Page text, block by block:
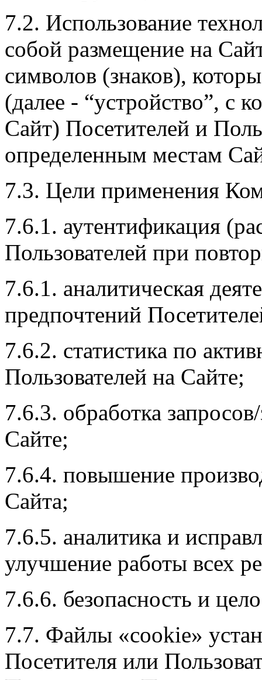
7.2. Использование
собой размещение на
символов (знаков),
(далее - “устройство”, с
Сайт) Посетителей и
определенным местам
7.3. Цели применения
7.6.1. аутентификация
Пользователей при
7.6.1. аналитическая
предпочтений
7.6.2. статистика по
Пользователей на Сайте;
7.6.3. обработка
Сайте;
7.6.4. повышение
Сайта;
7.6.5. аналитика и
улучшение работы всех
7.6.6. безопасность и
7.7. Файлы «cookie»
Посетителя или